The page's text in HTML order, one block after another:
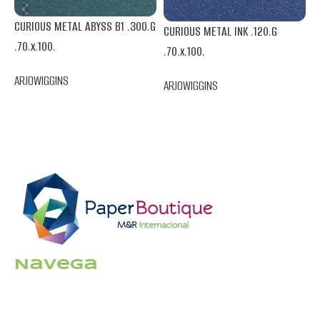
CURIOUS METAL ABYSS B1 .300.G
.70.x.100.
ARJOWIGGINS
CURIOUS METAL INK .120.G
.70.x.100.
ARJOWIGGINS
Navega